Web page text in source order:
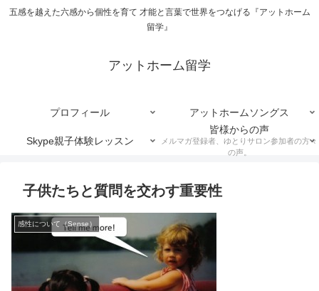
五感を越えた六感から個性を育て 才能と言葉で世界をつなげる『アットホーム
留学』
アットホーム留学
プロフィール アットホームソングス
Skype親子体験レッスン
皆様からの声
メルマガ登録者、ゆとりサロン参加者の方々
の声。
子供たちと質問を交わす重要性
感性について（Sense）